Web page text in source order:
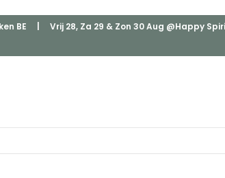
BE | Vrij 28, Za 29 & Zon 30 Aug @Happy